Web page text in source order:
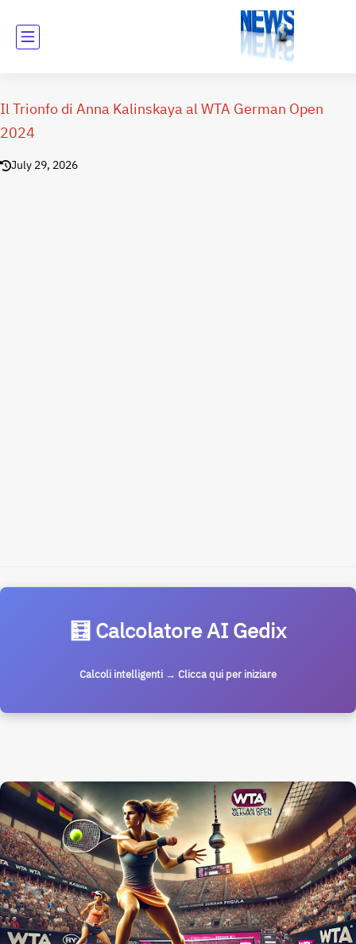
Il Trionfo di Anna Kalinskaya al WTA German Open
2024
July 29, 2026
🧮 Calcolatore AI Gedix
Calcoli intelligenti → Clicca qui per iniziare